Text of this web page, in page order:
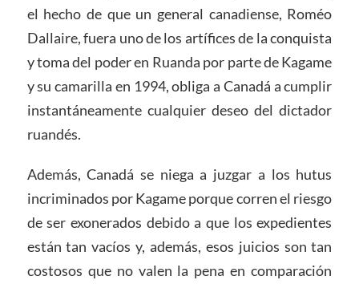
el hecho de que un general canadiense, Roméo
Dallaire, fuera uno de los artífices de la conquista
y toma del poder en Ruanda por parte de Kagame
y su camarilla en 1994, obliga a Canadá a cumplir
instantáneamente cualquier deseo del dictador
ruandés.
Además, Canadá se niega a juzgar a los hutus
incriminados por Kagame porque corren el riesgo
de ser exonerados debido a que los expedientes
están tan vacíos y, además, esos juicios son tan
costosos que no valen la pena en comparación